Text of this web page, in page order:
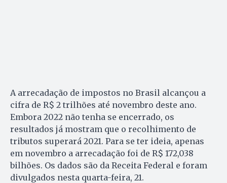
A arrecadação de impostos no Brasil alcançou a
cifra de R$ 2 trilhões até novembro deste ano.
Embora 2022 não tenha se encerrado, os
resultados já mostram que o recolhimento de
tributos superará 2021. Para se ter ideia, apenas
em novembro a arrecadação foi de R$ 172,038
bilhões. Os dados são da Receita Federal e foram
divulgados nesta quarta-feira, 21.